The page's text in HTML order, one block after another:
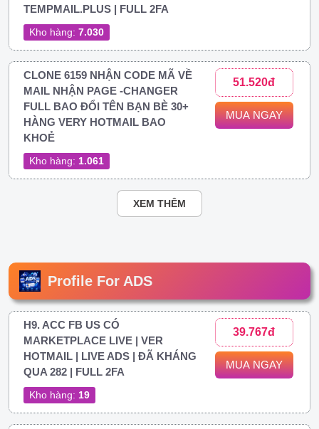
TEMPMAIL.PLUS | FULL 2FA
Kho hàng: 7.030
CLONE 6159 NHẬN CODE MÃ VỀ
MAIL NHẬN PAGE -CHANGER
FULL BAO ĐỔI TÊN BẠN BÈ 30+
HÀNG VERY HOTMAIL BAO
KHOẺ
Kho hàng: 1.061
51.520đ
MUA NGAY
XEM THÊM
Profile For ADS
H9. ACC FB US CÓ
MARKETPLACE LIVE | VER
HOTMAIL | LIVE ADS | ĐÃ KHÁNG
QUA 282 | FULL 2FA
Kho hàng: 19
39.767đ
MUA NGAY